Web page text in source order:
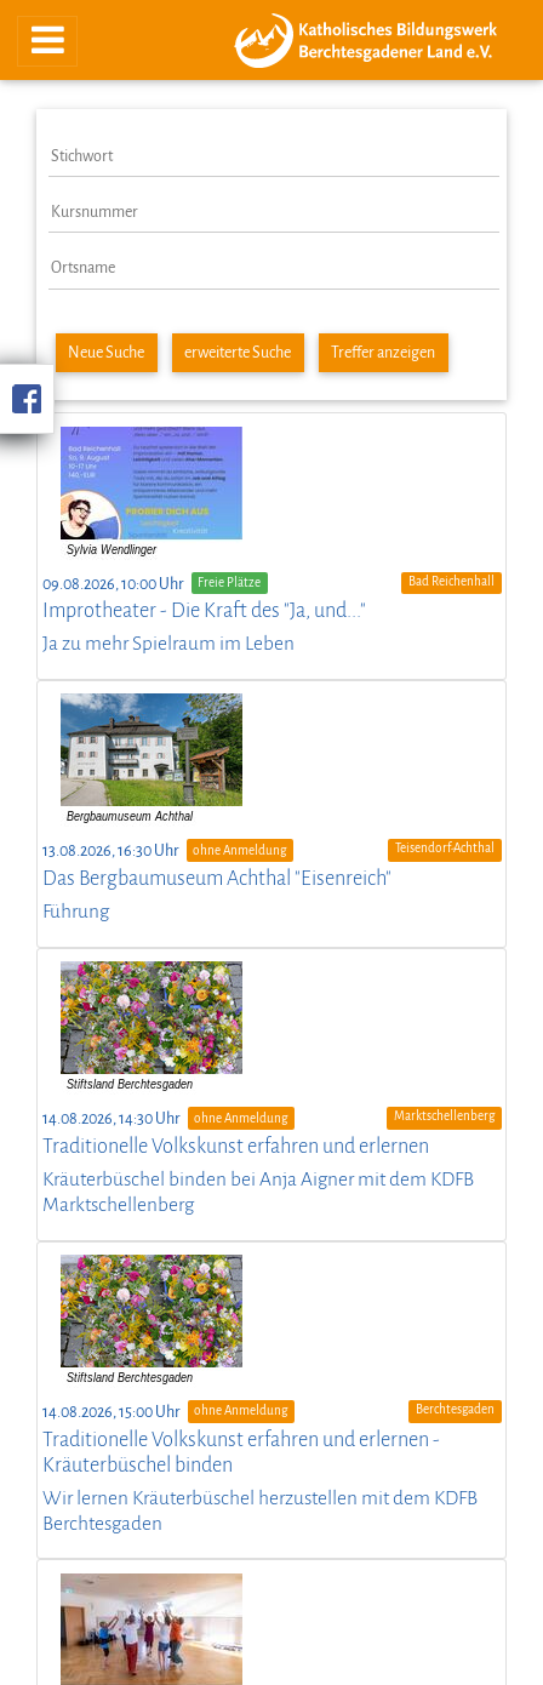
Treffer anzeigen
Neue Suche erweiterte Suche
09.08.2026, 10:00 Uhr Freie Plätze Bad Reichenhall
Improtheater - Die Kraft des "Ja, und..."
Ja zu mehr Spielraum im Leben
13.08.2026, 16:30 Uhr ohne Anmeldung Teisendorf-Achthal
Das Bergbaumuseum Achthal "Eisenreich"
Führung
14.08.2026, 14:30 Uhr ohne Anmeldung Marktschellenberg
Traditionelle Volkskunst erfahren und erlernen
Kräuterbüschel binden bei Anja Aigner mit dem KDFB
Marktschellenberg
14.08.2026, 15:00 Uhr ohne Anmeldung Berchtesgaden
Traditionelle Volkskunst erfahren und erlernen -
Kräuterbüschel binden
Wir lernen Kräuterbüschel herzustellen mit dem KDFB
Berchtesgaden